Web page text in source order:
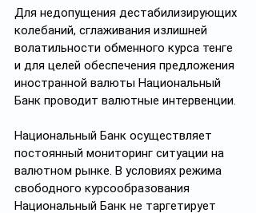
Для недопущения дестабилизирующих
колебаний, сглаживания излишней
волатильности обменного курса тенге
и для целей обеспечения предложения
иностранной валюты Национальный
Банк проводит валютные интервенции.
Национальный Банк осуществляет
постоянный мониторинг ситуации на
валютном рынке. В условиях режима
свободного курсообразования
Национальный Банк не таргетирует